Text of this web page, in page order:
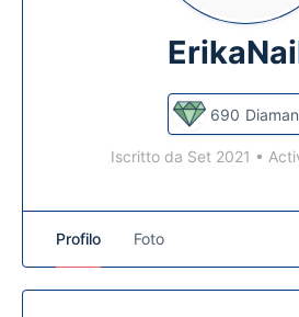
690
Iscritto da Set 2021 •
Profilo Foto